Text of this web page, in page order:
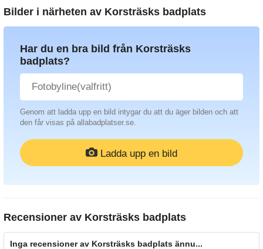
Bilder i närheten av Korsträsks badplats
Har du en bra bild från Korsträsks
badplats?
Genom att ladda upp en bild intygar du att du äger bilden och att
den får visas på allabadplatser.se.
Ladda upp en bild
Recensioner av Korsträsks badplats
Inga recensioner av Korsträsks badplats ännu...